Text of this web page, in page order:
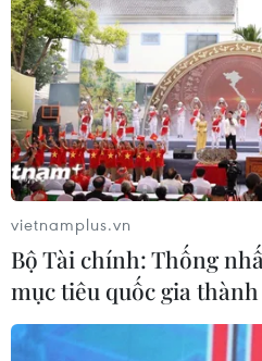
vietnamplus.vn
Bộ Tài chính: Thống
mục tiêu quốc gia